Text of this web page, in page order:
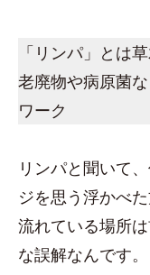
「リンパ」とは
老廃物や病原菌
ワーク
リンパと聞いて
ジを思う浮かべ
流れている場所
な誤解なんです。